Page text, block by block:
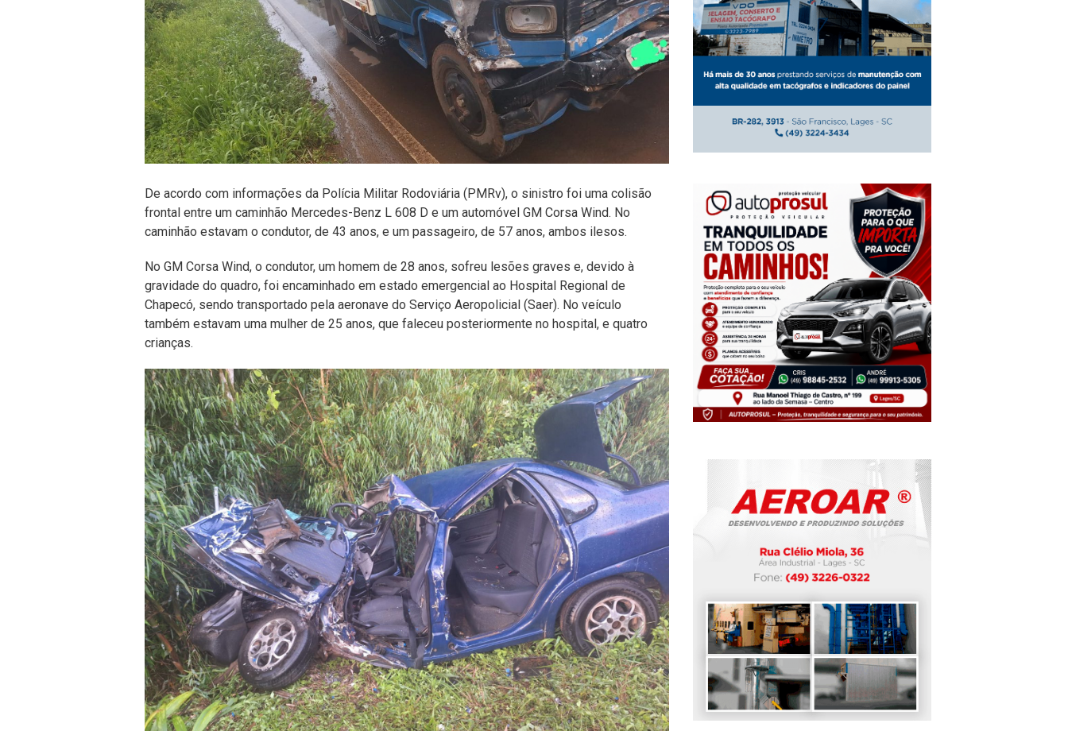
De acordo com informações da Polícia Militar Rodoviária (PMRv), o sinistro foi uma colisão
frontal entre um caminhão Mercedes-Benz L 608 D e um automóvel GM Corsa Wind. No
caminhão estavam o condutor, de 43 anos, e um passageiro, de 57 anos, ambos ilesos.
No GM Corsa Wind, o condutor, um homem de 28 anos, sofreu lesões graves e, devido à
gravidade do quadro, foi encaminhado em estado emergencial ao Hospital Regional de
Chapecó, sendo transportado pela aeronave do Serviço Aeropolicial (Saer). No veículo
também estavam uma mulher de 25 anos, que faleceu posteriormente no hospital, e quatro
crianças.